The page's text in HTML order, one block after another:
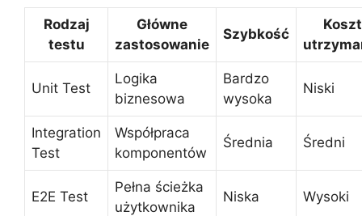
Rodzaj
testu
Główne
zastosowanie
Szybkość
Koszt
Unit Test
Logika
biznesowa
Bardzo
wysoka
Niski
Integration
Test
Współpraca
komponentów
Średnia Średni
E2E Test
Pełna ścieżka
użytkownika
Niska Wysoki